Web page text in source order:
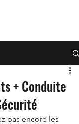
+ Conduite
pas encore les